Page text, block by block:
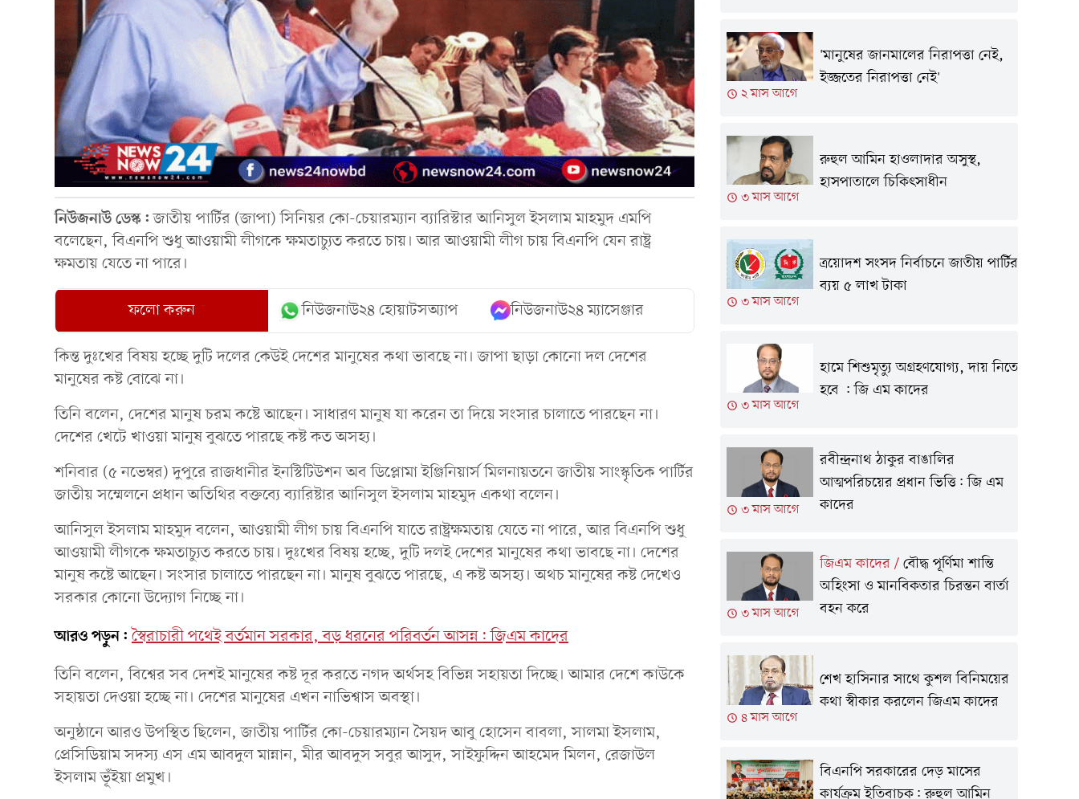
নিউজনাউ ডেস্ক:জাতীয় পার্টির (জাপা) সিনিয়র কো-চেয়ারম্যান ব্যারিস্টার আনিসুল ইসলাম মাহমুদ এমপি
বলেছেন, বিএনপি শুধু আওয়ামী লীগকে ক্ষমতাচ্যুত করতে চায়। আর আওয়ামী লীগ চায় বিএনপি যেন রাষ্ট্র
ক্ষমতায় যেতে না পারে।
ফলো করুন নিউজনাউ২৪ হোয়াটসঅ্যাপ নিউজনাউ২৪ ম্যাসেঞ্জার
কিন্ত দুঃখের বিষয় হচ্ছে দুটি দলের কেউই দেশের মানুষের কথা ভাবছে না। জাপা ছাড়া কোনো দল দেশের
মানুষের কষ্ট বোঝে না।
তিনি বলেন, দেশের মানুষ চরম কষ্টে আছেন। সাধারণ মানুষ যা করেন তা দিয়ে সংসার চালাতে পারছেন না।
দেশের খেটে খাওয়া মানুষ বুঝতে পারছে কষ্ট কত অসহ্য।
শনিবার (৫ নভেম্বর) দুপুরে রাজধানীর ইনস্টিটিউশন অব ডিপ্লোমা ইঞ্জিনিয়ার্স মিলনায়তনে জাতীয় সাংস্কৃতিক পার্টির
জাতীয় সম্মেলনে প্রধান অতিথির বক্তব্যে ব্যারিষ্টার আনিসুল ইসলাম মাহমুদ একথা বলেন।
আনিসুল ইসলাম মাহমুদ বলেন, আওয়ামী লীগ চায় বিএনপি যাতে রাষ্ট্রক্ষমতায় যেতে না পারে, আর বিএনপি শুধু
আওয়ামী লীগকে ক্ষমতাচ্যুত করতে চায়। দুঃখের বিষয় হচ্ছে, দুটি দলই দেশের মানুষের কথা ভাবছে না। দেশের
মানুষ কষ্টে আছেন। সংসার চালাতে পারছেন না। মানুষ বুঝতে পারছে, এ কষ্ট অসহ্য। অথচ মানুষের কষ্ট দেখেও
সরকার কোনো উদ্যোগ নিচ্ছে না।
আরও পড়ুন: স্বৈরাচারী পথেই বর্তমান সরকার, বড় ধরনের পরিবর্তন আসন্ন: জিএম কাদের
তিনি বলেন, বিশ্বের সব দেশই মানুষের কষ্ট দূর করতে নগদ অর্থসহ বিভিন্ন সহায়তা দিচ্ছে। আমার দেশে কাউকে
সহায়তা দেওয়া হচ্ছে না। দেশের মানুষের এখন নাভিশ্বাস অবস্থা।
অনুষ্ঠানে আরও উপস্থিত ছিলেন, জাতীয় পার্টির কো-চেয়ারম্যান সৈয়দ আবু হোসেন বাবলা, সালমা ইসলাম,
প্রেসিডিয়াম সদস্য এস এম আবদুল মান্নান, মীর আবদুস সবুর আসুদ, সাইফুদ্দিন আহমেদ মিলন, রেজাউল
ইসলাম ভূঁইয়া প্রমুখ।
২ মাস আগে
'মানুষের জানমালের নিরাপত্তা নেই,
ইজ্জতের নিরাপত্তা নেই'
৩ মাস আগে
রুহুল আমিন হাওলাদার অসুস্থ,
হাসপাতালে চিকিৎসাধীন
৩ মাস আগে
ত্রয়োদশ সংসদ নির্বাচনে জাতীয় পার্টির
ব্যয় ৫ লাখ টাকা
৩ মাস আগে
হামে শিশুমৃত্যু অগ্রহণযোগ্য, দায় নিতে
হবে : জি এম কাদের
৩ মাস আগে
রবীন্দ্রনাথ ঠাকুর বাঙালির
আত্মপরিচয়ের প্রধান ভিত্তি: জি এম
কাদের
৩ মাস আগে
জিএম কাদের/ বৌদ্ধ পূর্ণিমা শান্তি
অহিংসা ও মানবিকতার চিরন্তন বার্তা
বহন করে
৪ মাস আগে
শেখ হাসিনার সাথে কুশল বিনিময়ের
কথা স্বীকার করলেন জিএম কাদের
বিএনপি সরকারের দেড় মাসের
কার্যক্রম ইতিবাচক: রুহুল আমিন